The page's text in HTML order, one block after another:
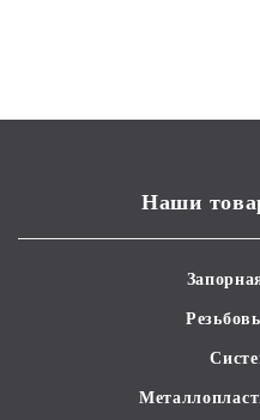
Наши